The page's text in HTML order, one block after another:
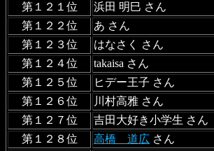
第１２１位
浜田 明巳 さん
第１２２位
あ さん
第１２３位
はなさく さん
第１２４位
takaisa さん
第１２５位
ヒデー王子 さん
第１２６位
川村高雅 さん
第１２７位
吉田大好き小学生 さん
第１２８位
高橋 道広 さん